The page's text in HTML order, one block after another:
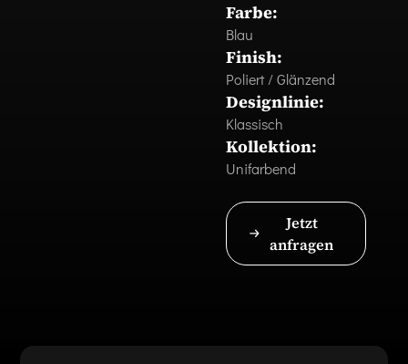
Farbe:
Blau
Finish:
Poliert / Glänzend
Designlinie:
Klassisch
Kollektion:
Unifarbend
Jetzt
anfragen